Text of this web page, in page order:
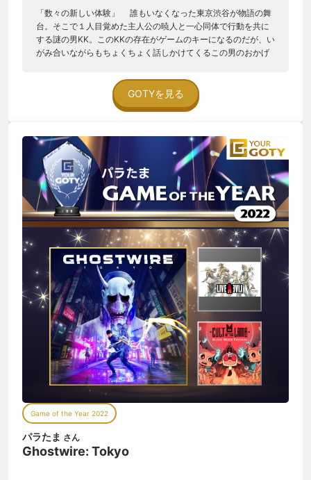
「数々の新しい体験」 誰もいなくなった東京渋谷が物語の舞
台。そこで１人目覚めた主人公の暁人と一心同体で行動を共に
する謎の男KK。このKKの存在がゲームのキーになるのだが、い
がみ合いながらもちょくちょく話しかけてくるこの男のおかげ
リアルやゲーム内の説明は大体文章が表示されるだけのゲーム
が多いが、これもほとんどKKが口頭で説明してくれる為、テン
ポもいい。 マレビトにバックスタブを仕掛けた時にアダプ
りして、平面だけでなく縦軸も大きく使って移動するため、表
示されるマップよりも実際の探索箇所は細かく多い。 犬、
猫、妖怪が多数いるので人はいないが、ホラーっぽい雰囲気も
ありながら暗くなりすぎないので、ホラー系か苦手な人にもオ
ススメ。 本体のスペックがグラフィック、フレームレートの
快適性を底上げしていて非常に良い。 PS5ユーザーにはぜひ
プレイしていただきたいソフトです。
GOTYを見る
Game of the Year 2022
パラたま さん
Ghostwire: Tokyo